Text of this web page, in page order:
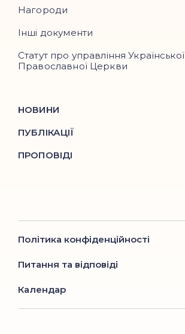
Нагороди
Інші документи
Статут про управління Української
Православної Церкви
НОВИНИ
ПУБЛІКАЦІЇ
ПРОПОВІДІ
Політика конфіденційності
Питання та відповіді
Календар